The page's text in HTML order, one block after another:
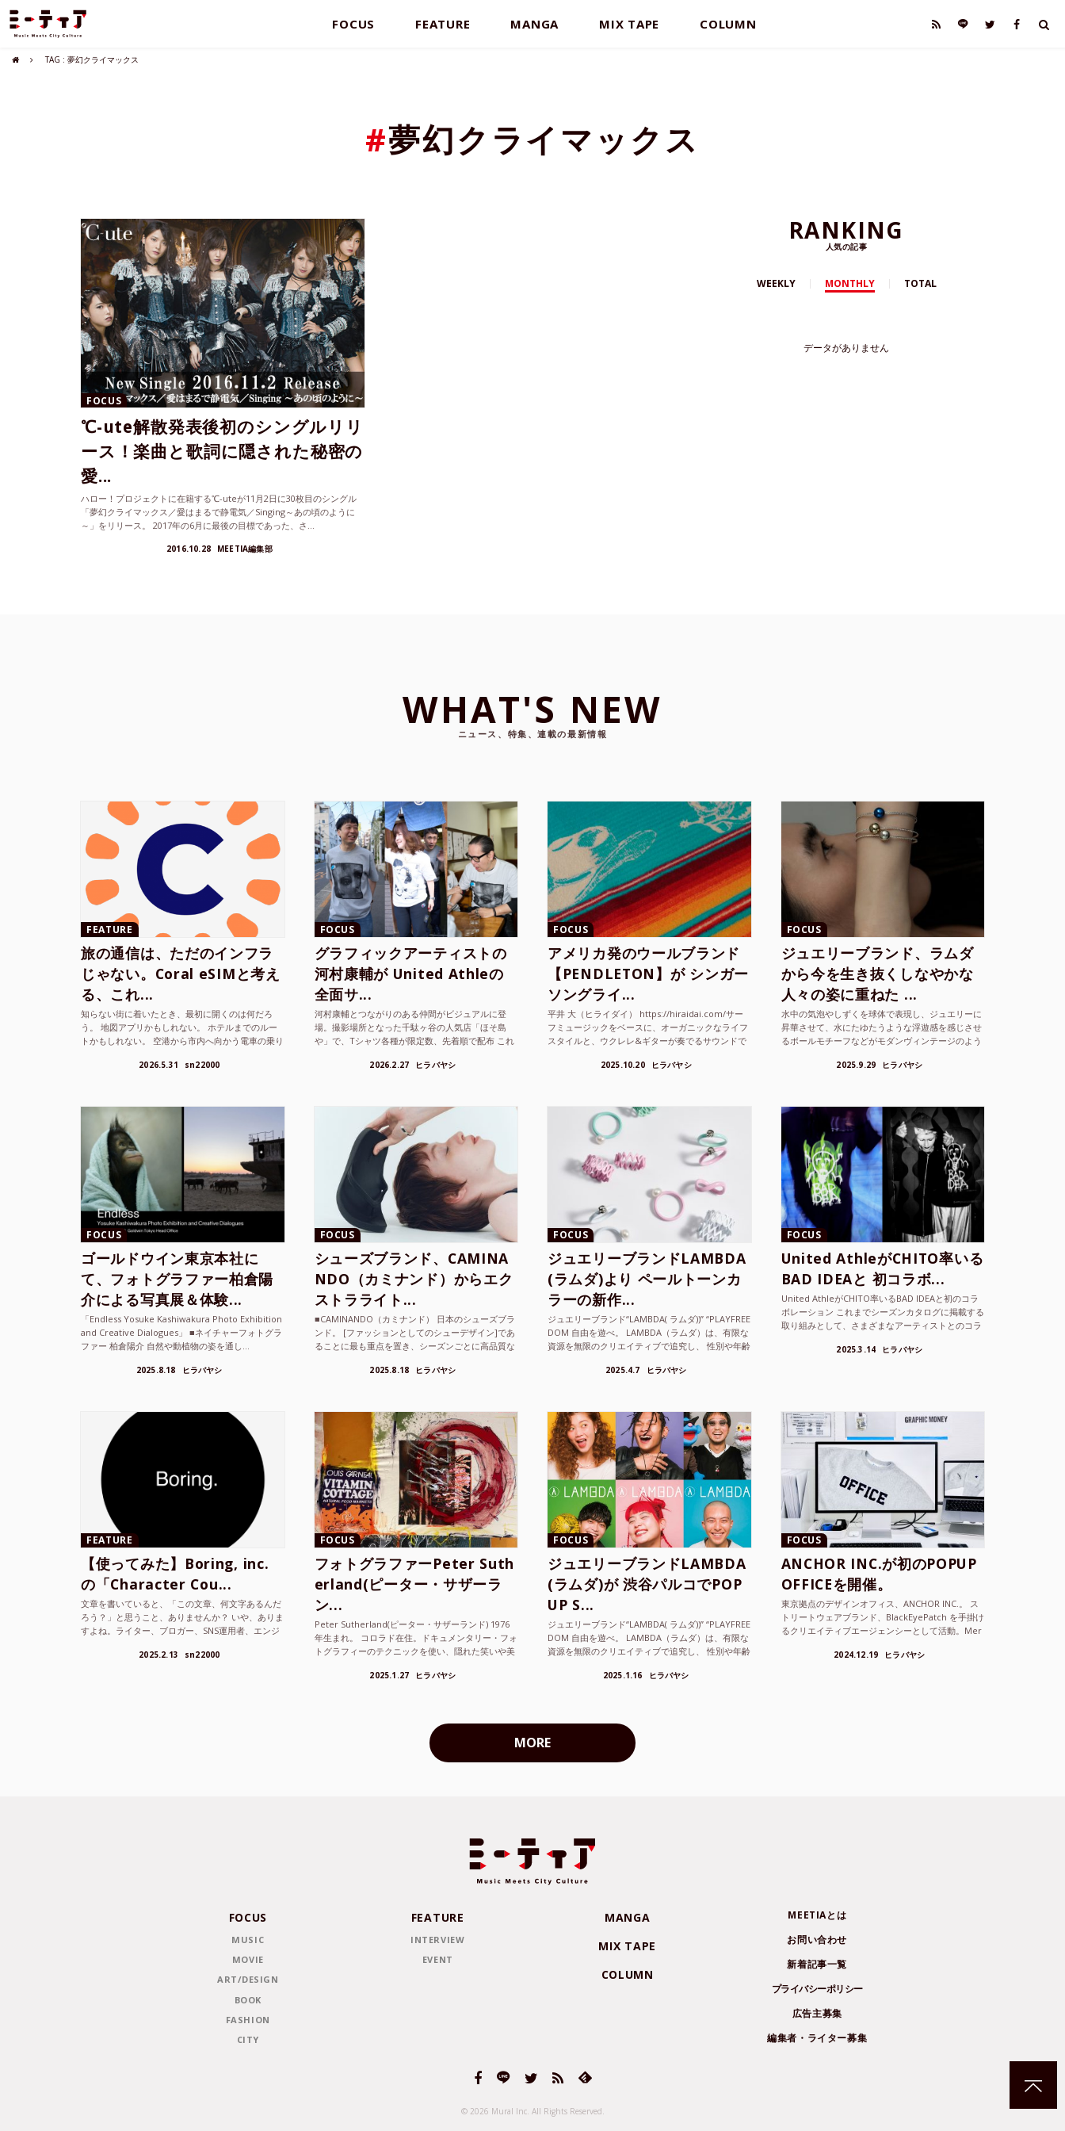
FOCUS FEATURE MANGA MIX TAPE COLUMN
TAG : 夢幻クライマックス
#夢幻クライマックス
FOCUS
℃-ute解散発表後初のシングルリリ
ース！楽曲と歌詞に隠された秘密の
愛...
ハロー！プロジェクトに在籍する℃-uteが11月2日に30枚目のシングル
「夢幻クライマックス／愛はまるで静電気／Singing～あの頃のように
～」をリリース。 2017年の6月に最後の目標であった、さ...
2016.10.28 MEETIA編集部
RANKING
人気の記事
WEEKLY MONTHLY TOTAL
データがありません
WHAT'S NEW
ニュース、特集、連載の最新情報
FEATURE
旅の通信は、ただのインフラ
じゃない。Coral eSIMと考え
る、これ...
知らない街に着いたとき、最初に開くのは何だろ
う。 地図アプリかもしれない。 ホテルまでのルー
トかもしれない。 空港から市内へ向かう電車の乗り
て、その街の空...2026.5.31 sn22000
FOCUS
グラフィックアーティストの
河村康輔が United Athleの
全面サ...
河村康輔とつながりのある仲間がビジュアルに登
場。撮影場所となった千駄ヶ谷の人気店「ほそ島
や」で、Tシャツ各種が限定数、先着順で配布 これ
2026.2.27 ヒラバヤシ
FOCUS
アメリカ発のウールブランド
【PENDLETON】が シンガー
ソングライ...
平井 大（ヒライダイ） https://hiraidai.com/サー
フミュージックをベースに、オーガニックなライフ
スタイルと、ウクレレ&ギターが奏でるサウンドで
2025.10.20 ヒラバヤシ
FOCUS
ジュエリーブランド、ラムダ
から今を生き抜くしなやかな
人々の姿に重ねた ...
水中の気泡やしずくを球体で表現し、ジュエリーに
昇華させて、水にたゆたうような浮遊感を感じさせ
るボールモチーフなどがモダンヴィンテージのよう
2025.9.29 ヒラバヤシ
FOCUS
ゴールドウイン東京本社に
て、フォトグラファー柏倉陽
介による写真展＆体験...
「Endless Yosuke Kashiwakura Photo Exhibition
and Creative Dialogues」 ■ネイチャーフォトグラ
ファー 柏倉陽介 自然や動植物の姿を通し...
2025.8.18 ヒラバヤシ
FOCUS
シューズブランド、CAMINA
NDO（カミナンド）からエク
ストラライト...
■CAMINANDO（カミナンド） 日本のシューズブラ
ンド。 [ファッションとしてのシューデザイン]であ
ることに最も重点を置き、シーズンごとに高品質な
2025.8.18 ヒラバヤシ
FOCUS
ジュエリーブランドLAMBDA
(ラムダ)より ペールトーンカ
ラーの新作...
ジュエリーブランド“LAMBDA( ラムダ))” “PLAYFREE
DOM 自由を遊べ。 LAMBDA（ラムダ）は、有限な
資源を無限のクリエイティブで追究し、 性別や年齢
2025.4.7 ヒラバヤシ
FOCUS
United AthleがCHITO率いる
BAD IDEAと 初コラボ...
United AthleがCHITO率いるBAD IDEAと初のコラ
ボレーション これまでシーズンカタログに掲載する
取り組みとして、さまざまなアーティストとのコラ
2025.3.14 ヒラバヤシ
FEATURE
【使ってみた】Boring, inc.
の「Character Cou...
文章を書いていると、「この文章、何文字あるんだ
ろう？」と思うこと、ありませんか？ いや、ありま
すよね。ライター、ブロガー、SNS運用者、エンジ
2025.2.13 sn22000
FOCUS
フォトグラファーPeter Suth
erland(ピーター・サザーラ
ン...
Peter Sutherland(ピーター・サザーランド) 1976
年生まれ。 コロラド在住。ドキュメンタリー・フォ
トグラフィーのテクニックを使い、隠れた笑いや美
2025.1.27 ヒラバヤシ
FOCUS
ジュエリーブランドLAMBDA
(ラムダ)が 渋谷パルコでPOP
UP S...
ジュエリーブランド“LAMBDA( ラムダ))” “PLAYFREE
DOM 自由を遊べ。 LAMBDA（ラムダ）は、有限な
資源を無限のクリエイティブで追究し、 性別や年齢
2025.1.16 ヒラバヤシ
FOCUS
ANCHOR INC.が初のPOPUP
OFFICEを開催。
東京拠点のデザインオフィス、ANCHOR INC.。 ス
トリートウェアブランド、BlackEyePatch を手掛け
るクリエイティブエージェンシーとして活動。Mer
2024.12.19 ヒラバヤシ
MORE
FOCUS
MUSIC
MOVIE
ART/DESIGN
BOOK
FASHION
CITY
FEATURE
INTERVIEW
EVENT
MANGA
MIX TAPE
COLUMN
MEETIAとは
お問い合わせ
新着記事一覧
プライバシーポリシー
広告主募集
編集者・ライター募集
© 2026 Mural Inc. All Rights Reserved.